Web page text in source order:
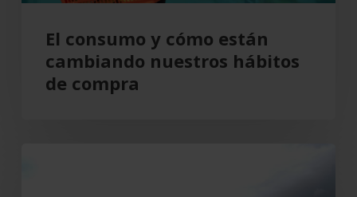
El consumo y cómo están
cambiando nuestros hábitos
de compra